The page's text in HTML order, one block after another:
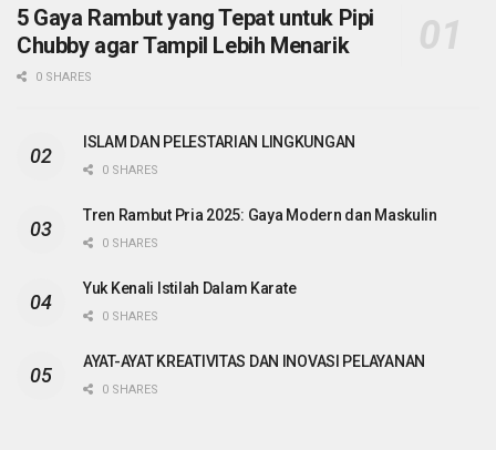
5 Gaya Rambut yang Tepat untuk Pipi
Chubby agar Tampil Lebih Menarik
0 SHARES
ISLAM DAN PELESTARIAN LINGKUNGAN
0 SHARES
Tren Rambut Pria 2025: Gaya Modern dan Maskulin
0 SHARES
Yuk Kenali Istilah Dalam Karate
0 SHARES
AYAT-AYAT KREATIVITAS DAN INOVASI PELAYANAN
0 SHARES